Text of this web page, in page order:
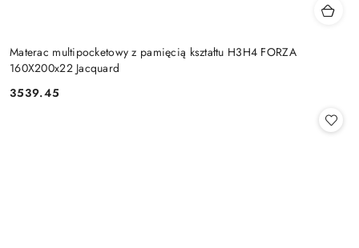
Materac multipocketowy z pamięcią kształtu H3H4 FORZA
160X200x22 Jacquard
Cena:
3539.45